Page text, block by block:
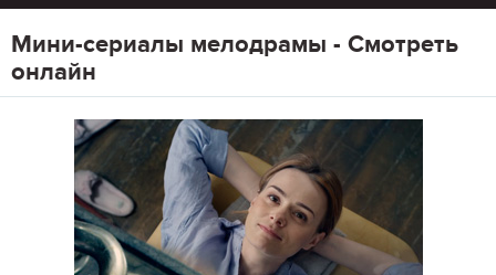
Мини-сериалы мелодрамы - Смотреть
онлайн